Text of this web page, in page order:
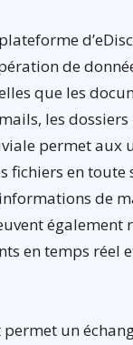
de
que les
les
permet aux
fichiers en
de
également
en temps réel
un